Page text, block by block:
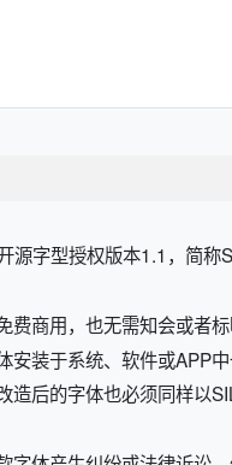
开源字型授权版本1.1，简称
商用，也无需知会或者标
装于系统、软件或APP
后的字体也必须同样以